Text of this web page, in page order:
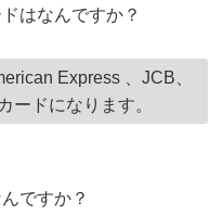
はなんですか？
Express 、JCB、
ードになります。
ですか？